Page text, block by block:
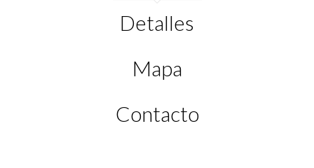
Detalles
Mapa
Contacto